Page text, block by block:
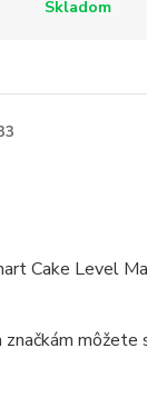
Skladom
Cake Level